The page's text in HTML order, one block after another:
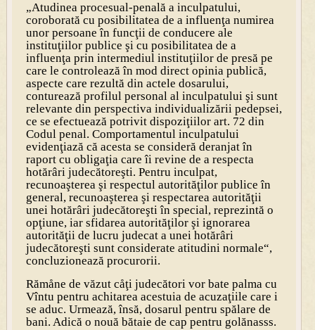
„Atudinea procesual-penală a inculpatului,
coroborată cu posibilitatea de a influenţa numirea
unor persoane în funcţii de conducere ale
instituţiilor publice şi cu posibilitatea de a
influenţa prin intermediul instituţiilor de presă pe
care le controlează în mod direct opinia publică,
aspecte care rezultă din actele dosarului,
conturează profilul personal al inculpatului şi sunt
relevante din perspectiva individualizării pedepsei,
ce se efectuează potrivit dispoziţiilor art. 72 din
Codul penal. Comportamentul inculpatului
evidenţiază că acesta se consideră deranjat în
raport cu obligaţia care îi revine de a respecta
hotărâri judecătoreşti. Pentru inculpat,
recunoaşterea şi respectul autorităţilor publice în
general, recunoaşterea şi respectarea autorităţii
unei hotărâri judecătoreşti în special, reprezintă o
opţiune, iar sfidarea autorităţilor şi ignorarea
autorităţii de lucru judecat a unei hotărâri
judecătoreşti sunt considerate atitudini normale“,
concluzionează procurorii.
Rămåne de văzut cåţi judecători vor bate palma cu
Vîntu pentru achitarea acestuia de acuzaţiile care i
se aduc. Urmează, însă, dosarul pentru spălare de
bani. Adică o nouă bătaie de cap pentru golănasss.